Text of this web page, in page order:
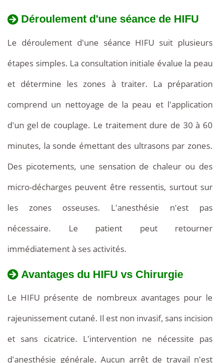
Déroulement d'une séance de HIFU
Le déroulement d'une séance HIFU suit plusieurs
étapes simples. La consultation initiale évalue la peau
et détermine les zones à traiter. La préparation
comprend un nettoyage de la peau et l'application
d'un gel de couplage. Le traitement dure de 30 à 60
minutes, la sonde émettant des ultrasons par zones.
Des picotements, une sensation de chaleur ou des
micro-décharges peuvent être ressentis, surtout sur
les zones osseuses. L'anesthésie n'est pas
nécessaire. Le patient peut retourner
immédiatement à ses activités.
Avantages du HIFU vs Chirurgie
Le HIFU présente de nombreux avantages pour le
rajeunissement cutané. Il est non invasif, sans incision
et sans cicatrice. L'intervention ne nécessite pas
d'anesthésie générale. Aucun arrêt de travail n'est